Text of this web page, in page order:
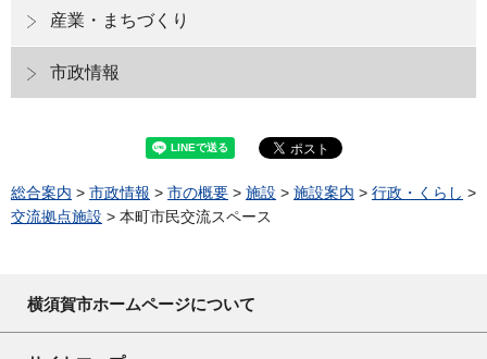
産業・まちづくり
市政情報
総合案内 > 市政情報 > 市の概要 > 施設 > 施設案内 > 行政・くらし >
交流拠点施設 > 本町市民交流スペース
横須賀市ホームページについて